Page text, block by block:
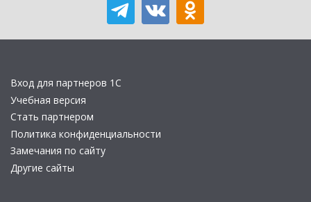
Вход для партнеров 1С
Учебная версия
Стать партнером
Политика конфиденциальности
Замечания по сайту
Другие сайты